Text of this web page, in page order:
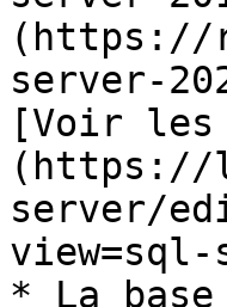
(https://
server-
[Voir
(https://
server/
view=sql-
* La base